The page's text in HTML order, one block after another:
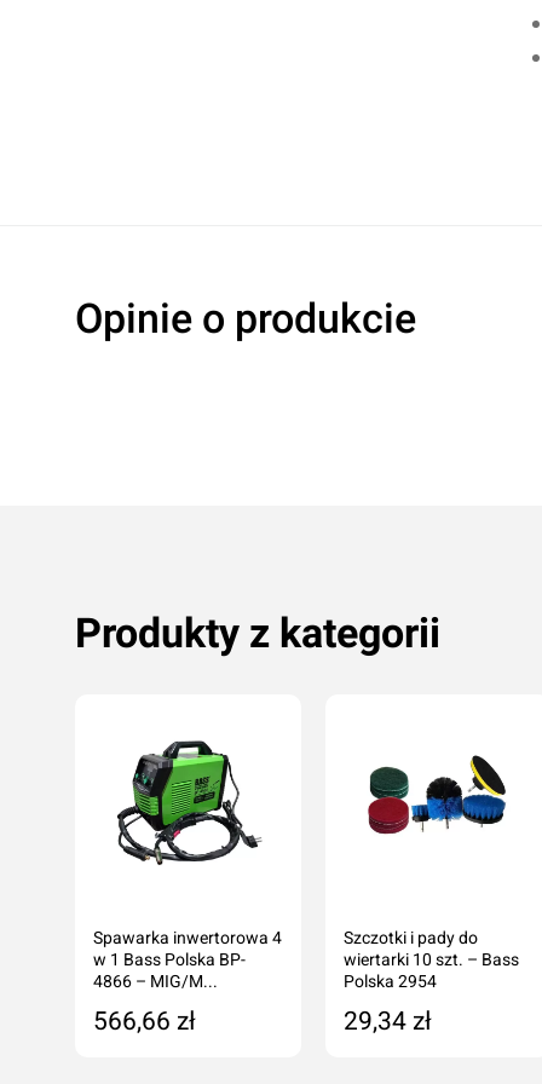
Opinie o produkcie
Produkty z kategorii
Spawarka inwertorowa 4
w 1 Bass Polska BP-
4866 – MIG/M...
566,66 zł
Szczotki i pady do
wiertarki 10 szt. – Bass
Polska 2954
29,34 zł